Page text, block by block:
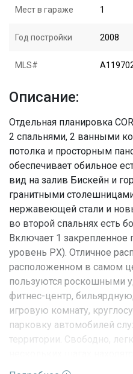
Мест в гараже 1
Год постройки 2008
MLS#
Описание:
Отдельная планировка
2 спальнями, 2 ванными
потолка и просторным
обеспечивает обильное
вид на залив Бискейн и
гранитными
нержавеющей стали и
во второй спальнях есть
Включает 1 закрепленное
уровень PX). Отличное
расположенном в самом
пользуются роскошными
фитнес-центр,
игровую комнату,
парковку автомобилей
территории. Свободно,
кинотеатр Silverspot,